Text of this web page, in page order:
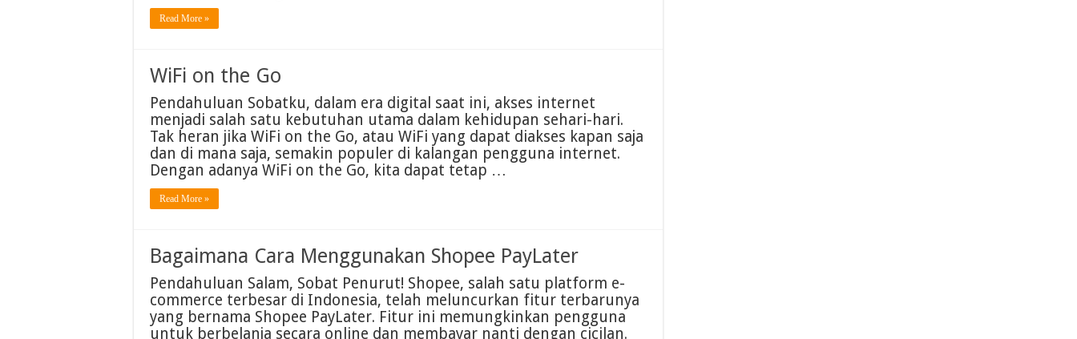
Read More »
WiFi on the Go
Pendahuluan Sobatku, dalam era digital saat ini, akses internet
menjadi salah satu kebutuhan utama dalam kehidupan sehari-hari.
Tak heran jika WiFi on the Go, atau WiFi yang dapat diakses kapan saja
dan di mana saja, semakin populer di kalangan pengguna internet.
Dengan adanya WiFi on the Go, kita dapat tetap …
Read More »
Bagaimana Cara Menggunakan Shopee PayLater
Pendahuluan Salam, Sobat Penurut! Shopee, salah satu platform e-
commerce terbesar di Indonesia, telah meluncurkan fitur terbarunya
yang bernama Shopee PayLater. Fitur ini memungkinkan pengguna
untuk berbelanja secara online dan membayar nanti dengan cicilan.